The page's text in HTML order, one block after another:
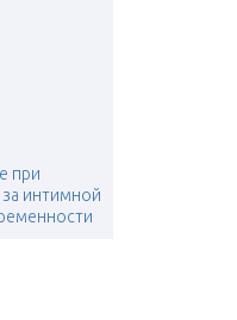
при
интимной